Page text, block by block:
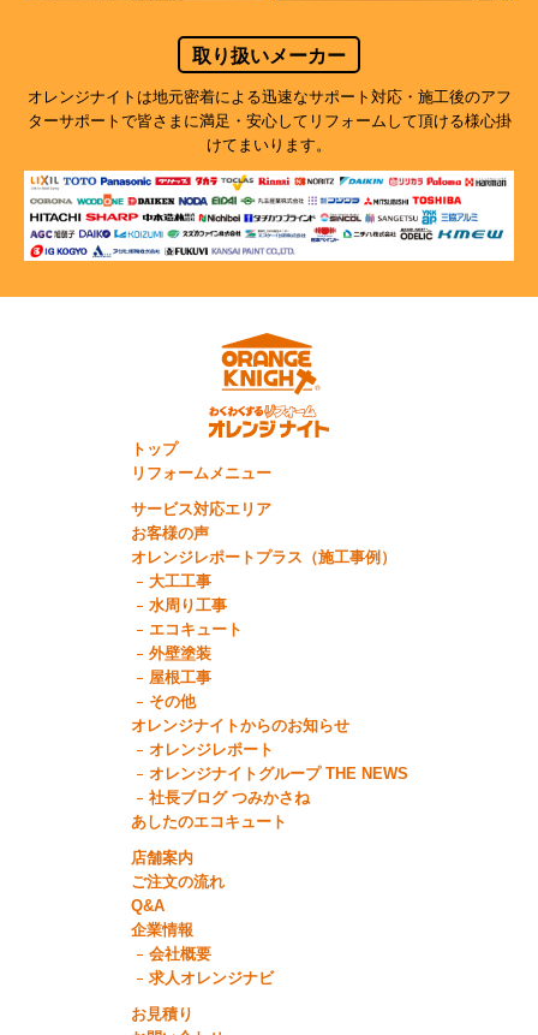
取り扱いメーカー
オレンジナイトは地元密着による迅速なサポート対応・施工後のアフ
ターサポートで皆さまに満足・安心してリフォームして頂ける様心掛
けてまいります。
トップ
リフォームメニュー
サービス対応エリア
お客様の声
オレンジレポートプラス（施工事例）
大工工事
水周り工事
エコキュート
外壁塗装
屋根工事
その他
オレンジナイトからのお知らせ
オレンジレポート
オレンジナイトグループ THE NEWS
社長ブログ つみかさね
あしたのエコキュート
店舗案内
ご注文の流れ
Q&A
企業情報
会社概要
求人オレンジナビ
お見積り